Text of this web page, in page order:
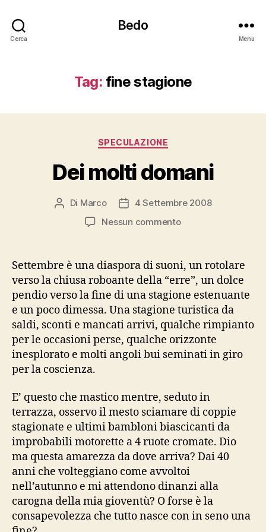
Cerca
Bedo
Menu
Tag: fine stagione
Categorie
SPECULAZIONE
Dei molti domani
Autore
articolo
Di Marco
Data4 Settembre 2008
Nessun commentosu
domani
Settembre è una diaspora di suoni, un rotolare
verso la chiusa roboante della “erre”, un dolce
pendio verso la fine di una stagione estenuante
e un poco dimessa. Una stagione turistica da
saldi, sconti e mancati arrivi, qualche rimpianto
per le occasioni perse, qualche orizzonte
inesplorato e molti angoli bui seminati in giro
per la coscienza.
E’ questo che mastico mentre, seduto in
terrazza, osservo il mesto sciamare di coppie
stagionate e ultimi bambloni biascicanti da
improbabili motorette a 4 ruote cromate. Dio
ma questa amarezza da dove arriva? Dai 40
anni che volteggiano come avvoltoi
nell’autunno e mi attendono dinanzi alla
carogna della mia gioventù? O forse è la
consapevolezza che tutto nasce con in seno una